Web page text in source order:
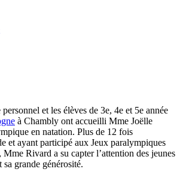
et les élèves de 3e, 4e et 5e année
à Chambly ont accueilli Mme Joëlle
en natation. Plus de 12 fois
et ayant participé aux Jeux paralympiques
Rivard a su capter l’attention des jeunes
grande générosité.